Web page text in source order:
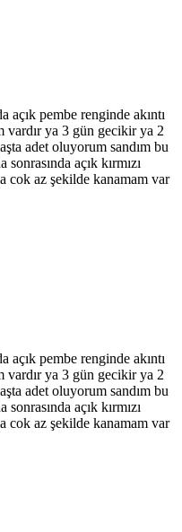
açık pembe renginde akıntı
vardır ya 3 gün gecikir ya 2
adet oluyorum sandım bu
açık kırmızı
cok az şekilde kanamam var
açık pembe renginde akıntı
vardır ya 3 gün gecikir ya 2
adet oluyorum sandım bu
açık kırmızı
cok az şekilde kanamam var